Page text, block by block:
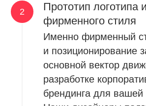
Прототип логотипа и
фирменного стиля
Именно фирменный
и позиционирование
основной вектор
разработке
брендинга для вашей